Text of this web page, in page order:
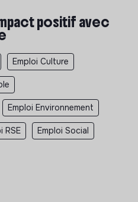
positif avec
Emploi Culture
Emploi Environnement
RSE Emploi Social